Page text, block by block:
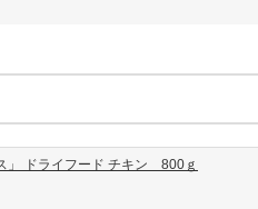
」 ドライフード チキン 800ｇ